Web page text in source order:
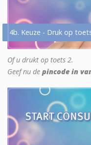
4b. Keuze - Druk op
Of u drukt op toets 2.
Geef nu de pincode in